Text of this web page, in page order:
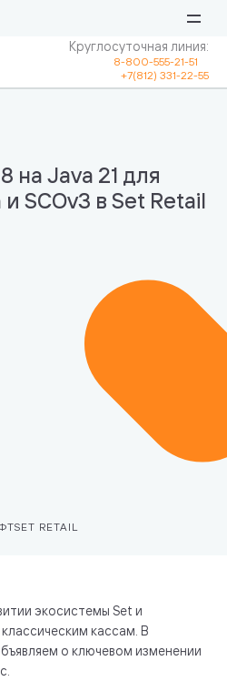
Круглосуточная линия:
8-800-555-21-51
+7(812) 331-22-55
на Java 21 для
и SCOv3 в Set Retail
SET RETAIL
экосистемы Set и
кассам. В
о ключевом изменении